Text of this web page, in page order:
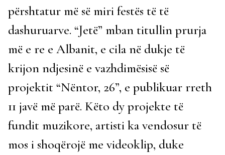
përshtatur më së miri festës të të
dashuruarve. “Jetë” mban titullin prurja
më e re e Albanit, e cila në dukje të
krijon ndjesinë e vazhdimësisë së
projektit “Nëntor, 26”, e publikuar rreth
11 javë më parë. Këto dy projekte të
fundit muzikore, artisti ka vendosur të
mos i shoqërojë me videoklip, duke